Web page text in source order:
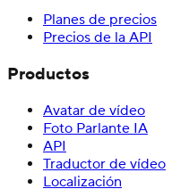
Planes de precios
Precios de la API
Productos
Avatar de vídeo
Foto Parlante IA
API
Traductor de vídeo
Localización